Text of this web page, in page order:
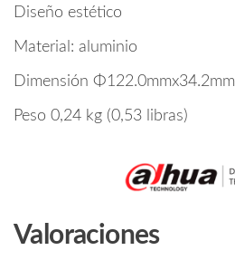
Diseño estético
Material: aluminio
Dimensión Φ122.0mmx34.2mm
Peso 0,24 kg (0,53 libras)
Valoraciones